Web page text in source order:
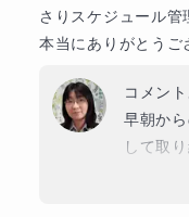
さりスケジュール管
本当にありがとうご
コメン
早朝か
して取
は基礎